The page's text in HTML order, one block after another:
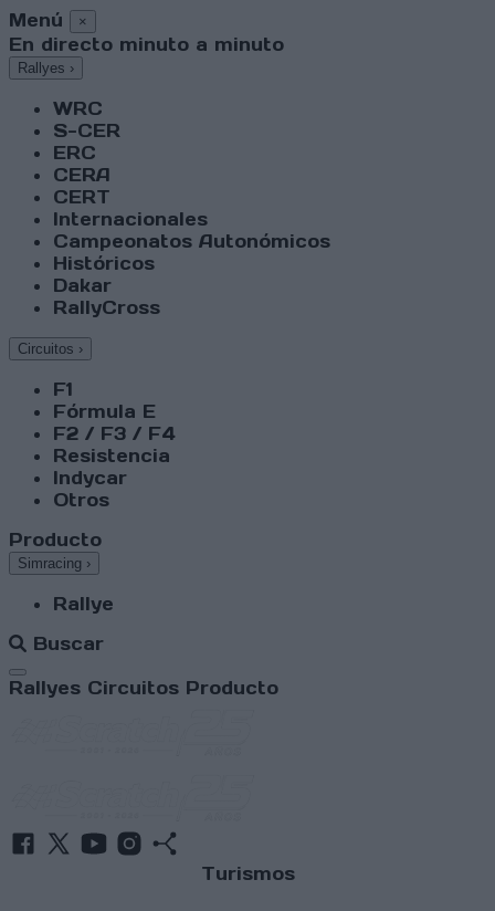
Menú ×
En directo minuto a minuto
Rallyes ›
WRC
S-CER
ERC
CERA
CERT
Internacionales
Campeonatos Autonómicos
Históricos
Dakar
RallyCross
Circuitos ›
F1
Fórmula E
F2 / F3 / F4
Resistencia
Indycar
Otros
Producto
Simracing ›
Rallye
Buscar
Abrir menú
Rallyes Circuitos Producto
Turismos